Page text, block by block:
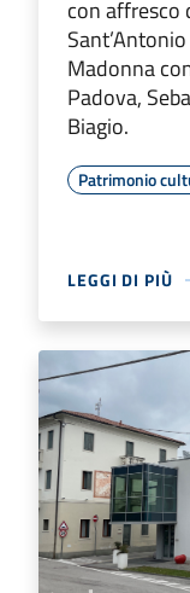
con affresco
Madonna
Padova,
Biagio.
Patrimonio
LEGGI DI PIÙ